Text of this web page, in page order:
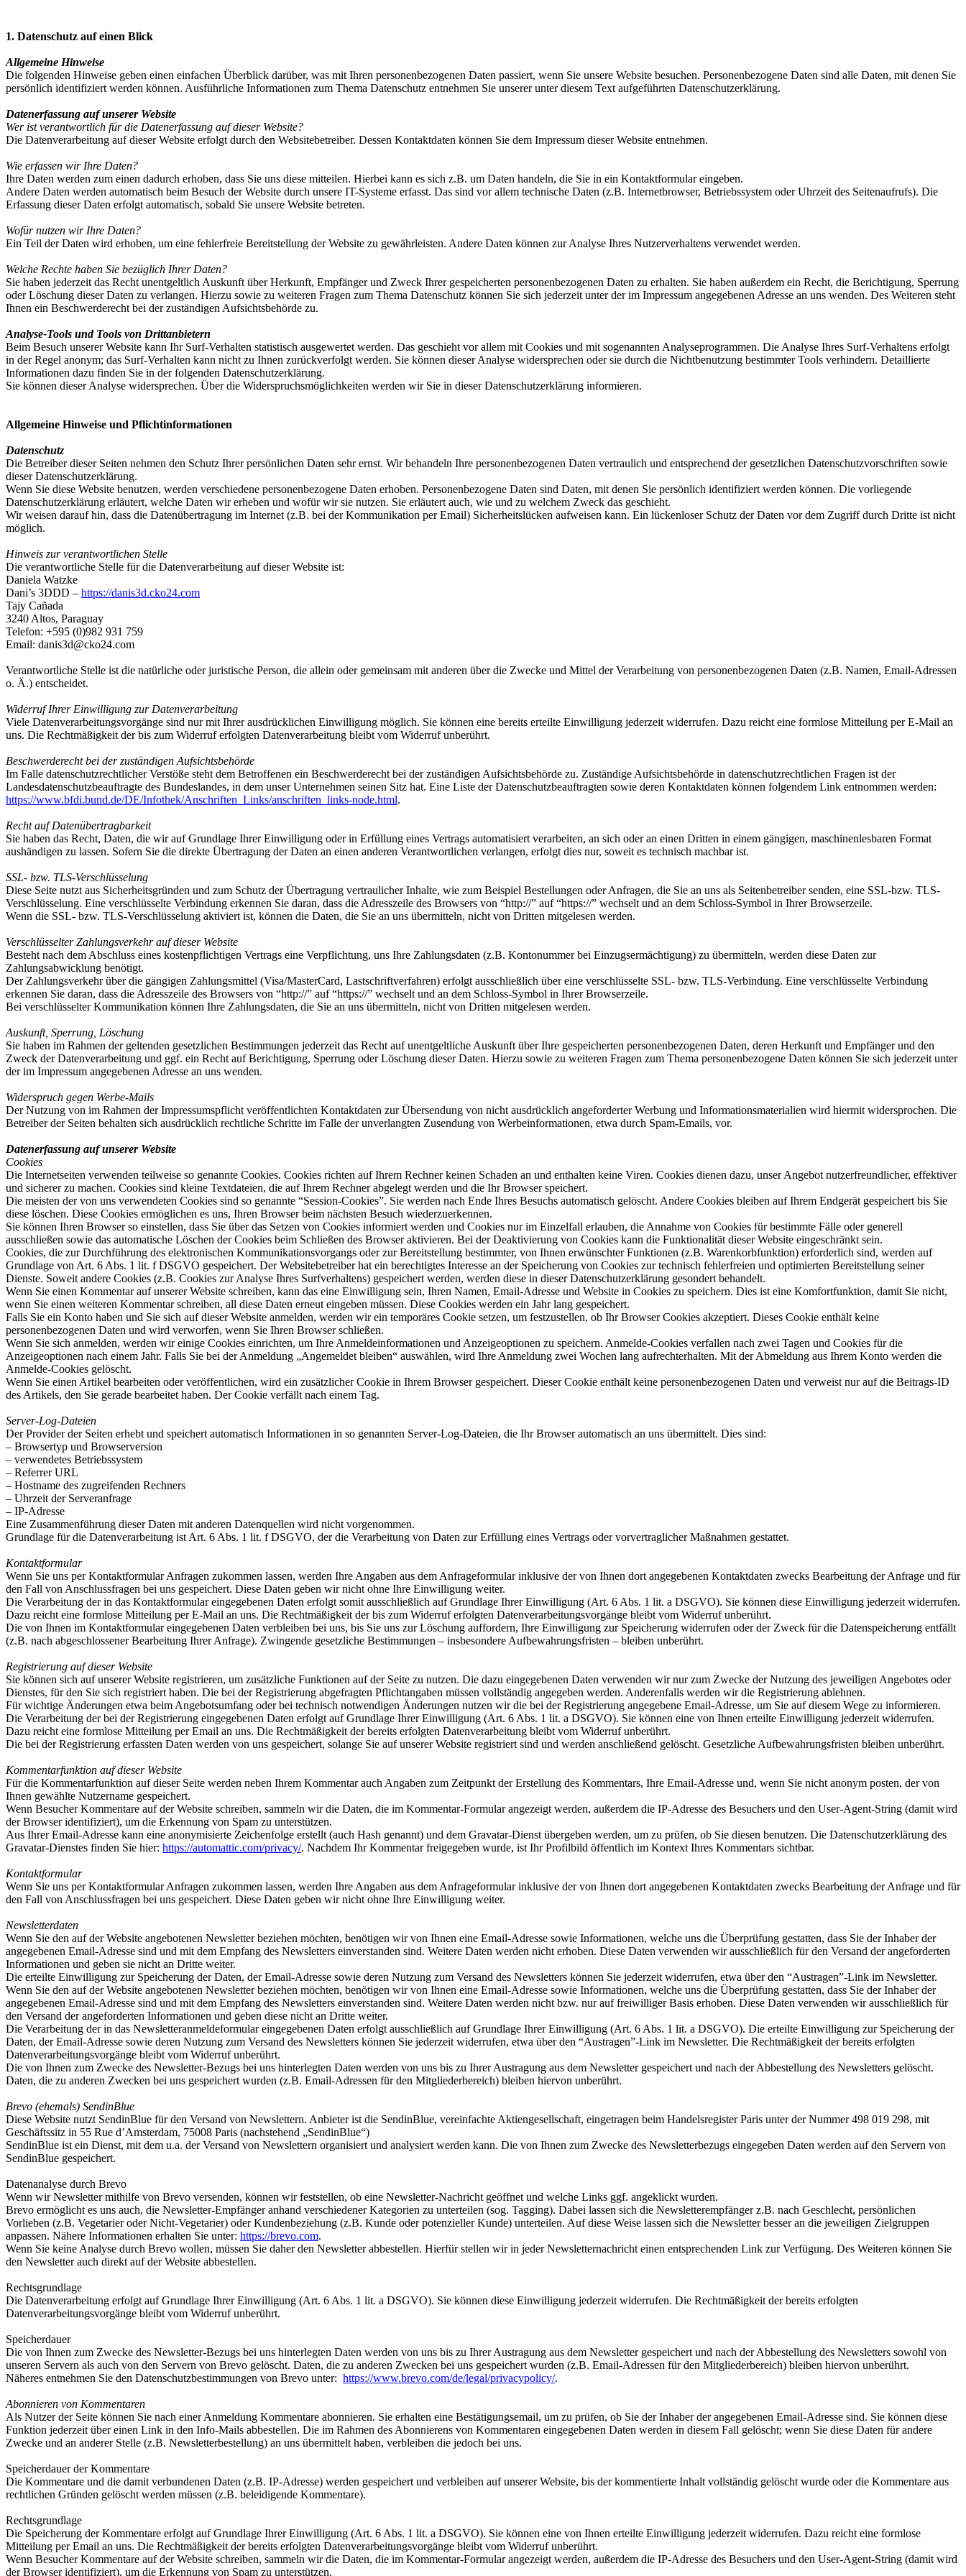
1. Datenschutz auf einen Blick
Allgemeine Hinweise
Die folgenden Hinweise geben einen einfachen Überblick darüber, was mit Ihren personenbezogenen Daten passiert, wenn Sie unsere Website besuchen. Personenbezogene Daten sind alle Daten, mit denen Sie
persönlich identifiziert werden können. Ausführliche Informationen zum Thema Datenschutz entnehmen Sie unserer unter diesem Text aufgeführten Datenschutzerklärung.
Datenerfassung auf unserer Website
Wer ist verantwortlich für die Datenerfassung auf dieser Website?
Die Datenverarbeitung auf dieser Website erfolgt durch den Websitebetreiber. Dessen Kontaktdaten können Sie dem Impressum dieser Website entnehmen.
Wie erfassen wir Ihre Daten?
Ihre Daten werden zum einen dadurch erhoben, dass Sie uns diese mitteilen. Hierbei kann es sich z.B. um Daten handeln, die Sie in ein Kontaktformular eingeben.
Andere Daten werden automatisch beim Besuch der Website durch unsere IT-Systeme erfasst. Das sind vor allem technische Daten (z.B. Internetbrowser, Betriebssystem oder Uhrzeit des Seitenaufrufs). Die
Erfassung dieser Daten erfolgt automatisch, sobald Sie unsere Website betreten.
Wofür nutzen wir Ihre Daten?
Ein Teil der Daten wird erhoben, um eine fehlerfreie Bereitstellung der Website zu gewährleisten. Andere Daten können zur Analyse Ihres Nutzerverhaltens verwendet werden.
Welche Rechte haben Sie bezüglich Ihrer Daten?
Sie haben jederzeit das Recht unentgeltlich Auskunft über Herkunft, Empfänger und Zweck Ihrer gespeicherten personenbezogenen Daten zu erhalten. Sie haben außerdem ein Recht, die Berichtigung, Sperrung
oder Löschung dieser Daten zu verlangen. Hierzu sowie zu weiteren Fragen zum Thema Datenschutz können Sie sich jederzeit unter der im Impressum angegebenen Adresse an uns wenden. Des Weiteren steht
Ihnen ein Beschwerderecht bei der zuständigen Aufsichtsbehörde zu.
Analyse-Tools und Tools von Drittanbietern
Beim Besuch unserer Website kann Ihr Surf-Verhalten statistisch ausgewertet werden. Das geschieht vor allem mit Cookies und mit sogenannten Analyseprogrammen. Die Analyse Ihres Surf-Verhaltens erfolgt
in der Regel anonym; das Surf-Verhalten kann nicht zu Ihnen zurückverfolgt werden. Sie können dieser Analyse widersprechen oder sie durch die Nichtbenutzung bestimmter Tools verhindern. Detaillierte
Informationen dazu finden Sie in der folgenden Datenschutzerklärung.
Sie können dieser Analyse widersprechen. Über die Widerspruchsmöglichkeiten werden wir Sie in dieser Datenschutzerklärung informieren.
Allgemeine Hinweise und Pflichtinformationen
Datenschutz
Die Betreiber dieser Seiten nehmen den Schutz Ihrer persönlichen Daten sehr ernst. Wir behandeln Ihre personenbezogenen Daten vertraulich und entsprechend der gesetzlichen Datenschutzvorschriften sowie
dieser Datenschutzerklärung.
Wenn Sie diese Website benutzen, werden verschiedene personenbezogene Daten erhoben. Personenbezogene Daten sind Daten, mit denen Sie persönlich identifiziert werden können. Die vorliegende
Datenschutzerklärung erläutert, welche Daten wir erheben und wofür wir sie nutzen. Sie erläutert auch, wie und zu welchem Zweck das geschieht.
Wir weisen darauf hin, dass die Datenübertragung im Internet (z.B. bei der Kommunikation per Email) Sicherheitslücken aufweisen kann. Ein lückenloser Schutz der Daten vor dem Zugriff durch Dritte ist nicht
möglich.
Hinweis zur verantwortlichen Stelle
Die verantwortliche Stelle für die Datenverarbeitung auf dieser Website ist:
Daniela Watzke
Dani’s 3DDD – https://danis3d.cko24.com
Tajy Cañada
3240 Altos, Paraguay
Telefon: +595 (0)982 931 759
Email: danis3d@cko24.com
Verantwortliche Stelle ist die natürliche oder juristische Person, die allein oder gemeinsam mit anderen über die Zwecke und Mittel der Verarbeitung von personenbezogenen Daten (z.B. Namen, Email-Adressen
o. Ä.) entscheidet.
Widerruf Ihrer Einwilligung zur Datenverarbeitung
Viele Datenverarbeitungsvorgänge sind nur mit Ihrer ausdrücklichen Einwilligung möglich. Sie können eine bereits erteilte Einwilligung jederzeit widerrufen. Dazu reicht eine formlose Mitteilung per E-Mail an
uns. Die Rechtmäßigkeit der bis zum Widerruf erfolgten Datenverarbeitung bleibt vom Widerruf unberührt.
Beschwerderecht bei der zuständigen Aufsichtsbehörde
Im Falle datenschutzrechtlicher Verstöße steht dem Betroffenen ein Beschwerderecht bei der zuständigen Aufsichtsbehörde zu. Zuständige Aufsichtsbehörde in datenschutzrechtlichen Fragen ist der
Landesdatenschutzbeauftragte des Bundeslandes, in dem unser Unternehmen seinen Sitz hat. Eine Liste der Datenschutzbeauftragten sowie deren Kontaktdaten können folgendem Link entnommen werden:
https://www.bfdi.bund.de/DE/Infothek/Anschriften_Links/anschriften_links-node.html.
Recht auf Datenübertragbarkeit
Sie haben das Recht, Daten, die wir auf Grundlage Ihrer Einwilligung oder in Erfüllung eines Vertrags automatisiert verarbeiten, an sich oder an einen Dritten in einem gängigen, maschinenlesbaren Format
aushändigen zu lassen. Sofern Sie die direkte Übertragung der Daten an einen anderen Verantwortlichen verlangen, erfolgt dies nur, soweit es technisch machbar ist.
SSL- bzw. TLS-Verschlüsselung
Diese Seite nutzt aus Sicherheitsgründen und zum Schutz der Übertragung vertraulicher Inhalte, wie zum Beispiel Bestellungen oder Anfragen, die Sie an uns als Seitenbetreiber senden, eine SSL-bzw. TLS-
Verschlüsselung. Eine verschlüsselte Verbindung erkennen Sie daran, dass die Adresszeile des Browsers von “http://” auf “https://” wechselt und an dem Schloss-Symbol in Ihrer Browserzeile.
Wenn die SSL- bzw. TLS-Verschlüsselung aktiviert ist, können die Daten, die Sie an uns übermitteln, nicht von Dritten mitgelesen werden.
Verschlüsselter Zahlungsverkehr auf dieser Website
Besteht nach dem Abschluss eines kostenpflichtigen Vertrags eine Verpflichtung, uns Ihre Zahlungsdaten (z.B. Kontonummer bei Einzugsermächtigung) zu übermitteln, werden diese Daten zur
Zahlungsabwicklung benötigt.
Der Zahlungsverkehr über die gängigen Zahlungsmittel (Visa/MasterCard, Lastschriftverfahren) erfolgt ausschließlich über eine verschlüsselte SSL- bzw. TLS-Verbindung. Eine verschlüsselte Verbindung
erkennen Sie daran, dass die Adresszeile des Browsers von “http://” auf “https://” wechselt und an dem Schloss-Symbol in Ihrer Browserzeile.
Bei verschlüsselter Kommunikation können Ihre Zahlungsdaten, die Sie an uns übermitteln, nicht von Dritten mitgelesen werden.
Auskunft, Sperrung, Löschung
Sie haben im Rahmen der geltenden gesetzlichen Bestimmungen jederzeit das Recht auf unentgeltliche Auskunft über Ihre gespeicherten personenbezogenen Daten, deren Herkunft und Empfänger und den
Zweck der Datenverarbeitung und ggf. ein Recht auf Berichtigung, Sperrung oder Löschung dieser Daten. Hierzu sowie zu weiteren Fragen zum Thema personenbezogene Daten können Sie sich jederzeit unter
der im Impressum angegebenen Adresse an uns wenden.
Widerspruch gegen Werbe-Mails
Der Nutzung von im Rahmen der Impressumspflicht veröffentlichten Kontaktdaten zur Übersendung von nicht ausdrücklich angeforderter Werbung und Informationsmaterialien wird hiermit widersprochen. Die
Betreiber der Seiten behalten sich ausdrücklich rechtliche Schritte im Falle der unverlangten Zusendung von Werbeinformationen, etwa durch Spam-Emails, vor.
Datenerfassung auf unserer Website
Cookies
Die Internetseiten verwenden teilweise so genannte Cookies. Cookies richten auf Ihrem Rechner keinen Schaden an und enthalten keine Viren. Cookies dienen dazu, unser Angebot nutzerfreundlicher, effektiver
und sicherer zu machen. Cookies sind kleine Textdateien, die auf Ihrem Rechner abgelegt werden und die Ihr Browser speichert.
Die meisten der von uns verwendeten Cookies sind so genannte “Session-Cookies”. Sie werden nach Ende Ihres Besuchs automatisch gelöscht. Andere Cookies bleiben auf Ihrem Endgerät gespeichert bis Sie
diese löschen. Diese Cookies ermöglichen es uns, Ihren Browser beim nächsten Besuch wiederzuerkennen.
Sie können Ihren Browser so einstellen, dass Sie über das Setzen von Cookies informiert werden und Cookies nur im Einzelfall erlauben, die Annahme von Cookies für bestimmte Fälle oder generell
ausschließen sowie das automatische Löschen der Cookies beim Schließen des Browser aktivieren. Bei der Deaktivierung von Cookies kann die Funktionalität dieser Website eingeschränkt sein.
Cookies, die zur Durchführung des elektronischen Kommunikationsvorgangs oder zur Bereitstellung bestimmter, von Ihnen erwünschter Funktionen (z.B. Warenkorbfunktion) erforderlich sind, werden auf
Grundlage von Art. 6 Abs. 1 lit. f DSGVO gespeichert. Der Websitebetreiber hat ein berechtigtes Interesse an der Speicherung von Cookies zur technisch fehlerfreien und optimierten Bereitstellung seiner
Dienste. Soweit andere Cookies (z.B. Cookies zur Analyse Ihres Surfverhaltens) gespeichert werden, werden diese in dieser Datenschutzerklärung gesondert behandelt.
Wenn Sie einen Kommentar auf unserer Website schreiben, kann das eine Einwilligung sein, Ihren Namen, Email-Adresse und Website in Cookies zu speichern. Dies ist eine Komfortfunktion, damit Sie nicht,
wenn Sie einen weiteren Kommentar schreiben, all diese Daten erneut eingeben müssen. Diese Cookies werden ein Jahr lang gespeichert.
Falls Sie ein Konto haben und Sie sich auf dieser Website anmelden, werden wir ein temporäres Cookie setzen, um festzustellen, ob Ihr Browser Cookies akzeptiert. Dieses Cookie enthält keine
personenbezogenen Daten und wird verworfen, wenn Sie Ihren Browser schließen.
Wenn Sie sich anmelden, werden wir einige Cookies einrichten, um Ihre Anmeldeinformationen und Anzeigeoptionen zu speichern. Anmelde-Cookies verfallen nach zwei Tagen und Cookies für die
Anzeigeoptionen nach einem Jahr. Falls Sie bei der Anmeldung „Angemeldet bleiben“ auswählen, wird Ihre Anmeldung zwei Wochen lang aufrechterhalten. Mit der Abmeldung aus Ihrem Konto werden die
Anmelde-Cookies gelöscht.
Wenn Sie einen Artikel bearbeiten oder veröffentlichen, wird ein zusätzlicher Cookie in Ihrem Browser gespeichert. Dieser Cookie enthält keine personenbezogenen Daten und verweist nur auf die Beitrags-ID
des Artikels, den Sie gerade bearbeitet haben. Der Cookie verfällt nach einem Tag.
Server-Log-Dateien
Der Provider der Seiten erhebt und speichert automatisch Informationen in so genannten Server-Log-Dateien, die Ihr Browser automatisch an uns übermittelt. Dies sind:
– Browsertyp und Browserversion
– verwendetes Betriebssystem
– Referrer URL
– Hostname des zugreifenden Rechners
– Uhrzeit der Serveranfrage
– IP-Adresse
Eine Zusammenführung dieser Daten mit anderen Datenquellen wird nicht vorgenommen.
Grundlage für die Datenverarbeitung ist Art. 6 Abs. 1 lit. f DSGVO, der die Verarbeitung von Daten zur Erfüllung eines Vertrags oder vorvertraglicher Maßnahmen gestattet.
Kontaktformular
Wenn Sie uns per Kontaktformular Anfragen zukommen lassen, werden Ihre Angaben aus dem Anfrageformular inklusive der von Ihnen dort angegebenen Kontaktdaten zwecks Bearbeitung der Anfrage und für
den Fall von Anschlussfragen bei uns gespeichert. Diese Daten geben wir nicht ohne Ihre Einwilligung weiter.
Die Verarbeitung der in das Kontaktformular eingegebenen Daten erfolgt somit ausschließlich auf Grundlage Ihrer Einwilligung (Art. 6 Abs. 1 lit. a DSGVO). Sie können diese Einwilligung jederzeit widerrufen.
Dazu reicht eine formlose Mitteilung per E-Mail an uns. Die Rechtmäßigkeit der bis zum Widerruf erfolgten Datenverarbeitungsvorgänge bleibt vom Widerruf unberührt.
Die von Ihnen im Kontaktformular eingegebenen Daten verbleiben bei uns, bis Sie uns zur Löschung auffordern, Ihre Einwilligung zur Speicherung widerrufen oder der Zweck für die Datenspeicherung entfällt
(z.B. nach abgeschlossener Bearbeitung Ihrer Anfrage). Zwingende gesetzliche Bestimmungen – insbesondere Aufbewahrungsfristen – bleiben unberührt.
Registrierung auf dieser Website
Sie können sich auf unserer Website registrieren, um zusätzliche Funktionen auf der Seite zu nutzen. Die dazu eingegebenen Daten verwenden wir nur zum Zwecke der Nutzung des jeweiligen Angebotes oder
Dienstes, für den Sie sich registriert haben. Die bei der Registrierung abgefragten Pflichtangaben müssen vollständig angegeben werden. Anderenfalls werden wir die Registrierung ablehnen.
Für wichtige Änderungen etwa beim Angebotsumfang oder bei technisch notwendigen Änderungen nutzen wir die bei der Registrierung angegebene Email-Adresse, um Sie auf diesem Wege zu informieren.
Die Verarbeitung der bei der Registrierung eingegebenen Daten erfolgt auf Grundlage Ihrer Einwilligung (Art. 6 Abs. 1 lit. a DSGVO). Sie können eine von Ihnen erteilte Einwilligung jederzeit widerrufen.
Dazu reicht eine formlose Mitteilung per Email an uns. Die Rechtmäßigkeit der bereits erfolgten Datenverarbeitung bleibt vom Widerruf unberührt.
Die bei der Registrierung erfassten Daten werden von uns gespeichert, solange Sie auf unserer Website registriert sind und werden anschließend gelöscht. Gesetzliche Aufbewahrungsfristen bleiben unberührt.
Kommentarfunktion auf dieser Website
Für die Kommentarfunktion auf dieser Seite werden neben Ihrem Kommentar auch Angaben zum Zeitpunkt der Erstellung des Kommentars, Ihre Email-Adresse und, wenn Sie nicht anonym posten, der von
Ihnen gewählte Nutzername gespeichert.
Wenn Besucher Kommentare auf der Website schreiben, sammeln wir die Daten, die im Kommentar-Formular angezeigt werden, außerdem die IP-Adresse des Besuchers und den User-Agent-String (damit wird
der Browser identifiziert), um die Erkennung von Spam zu unterstützen.
Aus Ihrer Email-Adresse kann eine anonymisierte Zeichenfolge erstellt (auch Hash genannt) und dem Gravatar-Dienst übergeben werden, um zu prüfen, ob Sie diesen benutzen. Die Datenschutzerklärung des
Gravatar-Dienstes finden Sie hier: https://automattic.com/privacy/. Nachdem Ihr Kommentar freigegeben wurde, ist Ihr Profilbild öffentlich im Kontext Ihres Kommentars sichtbar.
Kontaktformular
Wenn Sie uns per Kontaktformular Anfragen zukommen lassen, werden Ihre Angaben aus dem Anfrageformular inklusive der von Ihnen dort angegebenen Kontaktdaten zwecks Bearbeitung der Anfrage und für
den Fall von Anschlussfragen bei uns gespeichert. Diese Daten geben wir nicht ohne Ihre Einwilligung weiter.
Newsletterdaten
Wenn Sie den auf der Website angebotenen Newsletter beziehen möchten, benötigen wir von Ihnen eine Email-Adresse sowie Informationen, welche uns die Überprüfung gestatten, dass Sie der Inhaber der
angegebenen Email-Adresse sind und mit dem Empfang des Newsletters einverstanden sind. Weitere Daten werden nicht erhoben. Diese Daten verwenden wir ausschließlich für den Versand der angeforderten
Informationen und geben sie nicht an Dritte weiter.
Die erteilte Einwilligung zur Speicherung der Daten, der Email-Adresse sowie deren Nutzung zum Versand des Newsletters können Sie jederzeit widerrufen, etwa über den “Austragen”-Link im Newsletter.
Wenn Sie den auf der Website angebotenen Newsletter beziehen möchten, benötigen wir von Ihnen eine Email-Adresse sowie Informationen, welche uns die Überprüfung gestatten, dass Sie der Inhaber der
angegebenen Email-Adresse sind und mit dem Empfang des Newsletters einverstanden sind. Weitere Daten werden nicht bzw. nur auf freiwilliger Basis erhoben. Diese Daten verwenden wir ausschließlich für
den Versand der angeforderten Informationen und geben diese nicht an Dritte weiter.
Die Verarbeitung der in das Newsletteranmeldeformular eingegebenen Daten erfolgt ausschließlich auf Grundlage Ihrer Einwilligung (Art. 6 Abs. 1 lit. a DSGVO). Die erteilte Einwilligung zur Speicherung der
Daten, der Email-Adresse sowie deren Nutzung zum Versand des Newsletters können Sie jederzeit widerrufen, etwa über den “Austragen”-Link im Newsletter. Die Rechtmäßigkeit der bereits erfolgten
Datenverarbeitungsvorgänge bleibt vom Widerruf unberührt.
Die von Ihnen zum Zwecke des Newsletter-Bezugs bei uns hinterlegten Daten werden von uns bis zu Ihrer Austragung aus dem Newsletter gespeichert und nach der Abbestellung des Newsletters gelöscht.
Daten, die zu anderen Zwecken bei uns gespeichert wurden (z.B. Email-Adressen für den Mitgliederbereich) bleiben hiervon unberührt.
Brevo (ehemals) SendinBlue
Diese Website nutzt SendinBlue für den Versand von Newslettern. Anbieter ist die SendinBlue, vereinfachte Aktiengesellschaft, eingetragen beim Handelsregister Paris unter der Nummer 498 019 298, mit
Geschäftssitz in 55 Rue d’Amsterdam, 75008 Paris (nachstehend „SendinBlue“)
SendinBlue ist ein Dienst, mit dem u.a. der Versand von Newslettern organisiert und analysiert werden kann. Die von Ihnen zum Zwecke des Newsletterbezugs eingegeben Daten werden auf den Servern von
SendinBlue gespeichert.
Datenanalyse durch Brevo
Wenn wir Newsletter mithilfe von Brevo versenden, können wir feststellen, ob eine Newsletter-Nachricht geöffnet und welche Links ggf. angeklickt wurden.
Brevo ermöglicht es uns auch, die Newsletter-Empfänger anhand verschiedener Kategorien zu unterteilen (sog. Tagging). Dabei lassen sich die Newsletterempfänger z.B. nach Geschlecht, persönlichen
Vorlieben (z.B. Vegetarier oder Nicht-Vegetarier) oder Kundenbeziehung (z.B. Kunde oder potenzieller Kunde) unterteilen. Auf diese Weise lassen sich die Newsletter besser an die jeweiligen Zielgruppen
anpassen. Nähere Informationen erhalten Sie unter: https://brevo.com.
Wenn Sie keine Analyse durch Brevo wollen, müssen Sie daher den Newsletter abbestellen. Hierfür stellen wir in jeder Newsletternachricht einen entsprechenden Link zur Verfügung. Des Weiteren können Sie
den Newsletter auch direkt auf der Website abbestellen.
Rechtsgrundlage
Die Datenverarbeitung erfolgt auf Grundlage Ihrer Einwilligung (Art. 6 Abs. 1 lit. a DSGVO). Sie können diese Einwilligung jederzeit widerrufen. Die Rechtmäßigkeit der bereits erfolgten
Datenverarbeitungsvorgänge bleibt vom Widerruf unberührt.
Speicherdauer
Die von Ihnen zum Zwecke des Newsletter-Bezugs bei uns hinterlegten Daten werden von uns bis zu Ihrer Austragung aus dem Newsletter gespeichert und nach der Abbestellung des Newsletters sowohl von
unseren Servern als auch von den Servern von Brevo gelöscht. Daten, die zu anderen Zwecken bei uns gespeichert wurden (z.B. Email-Adressen für den Mitgliederbereich) bleiben hiervon unberührt.
Näheres entnehmen Sie den Datenschutzbestimmungen von Brevo unter: https://www.brevo.com/de/legal/privacypolicy/.
Abonnieren von Kommentaren
Als Nutzer der Seite können Sie nach einer Anmeldung Kommentare abonnieren. Sie erhalten eine Bestätigungsemail, um zu prüfen, ob Sie der Inhaber der angegebenen Email-Adresse sind. Sie können diese
Funktion jederzeit über einen Link in den Info-Mails abbestellen. Die im Rahmen des Abonnierens von Kommentaren eingegebenen Daten werden in diesem Fall gelöscht; wenn Sie diese Daten für andere
Zwecke und an anderer Stelle (z.B. Newsletterbestellung) an uns übermittelt haben, verbleiben die jedoch bei uns.
Speicherdauer der Kommentare
Die Kommentare und die damit verbundenen Daten (z.B. IP-Adresse) werden gespeichert und verbleiben auf unserer Website, bis der kommentierte Inhalt vollständig gelöscht wurde oder die Kommentare aus
rechtlichen Gründen gelöscht werden müssen (z.B. beleidigende Kommentare).
Rechtsgrundlage
Die Speicherung der Kommentare erfolgt auf Grundlage Ihrer Einwilligung (Art. 6 Abs. 1 lit. a DSGVO). Sie können eine von Ihnen erteilte Einwilligung jederzeit widerrufen. Dazu reicht eine formlose
Mitteilung per Email an uns. Die Rechtmäßigkeit der bereits erfolgten Datenverarbeitungsvorgänge bleibt vom Widerruf unberührt.
Wenn Besucher Kommentare auf der Website schreiben, sammeln wir die Daten, die im Kommentar-Formular angezeigt werden, außerdem die IP-Adresse des Besuchers und den User-Agent-String (damit wird
der Browser identifiziert), um die Erkennung von Spam zu unterstützen.